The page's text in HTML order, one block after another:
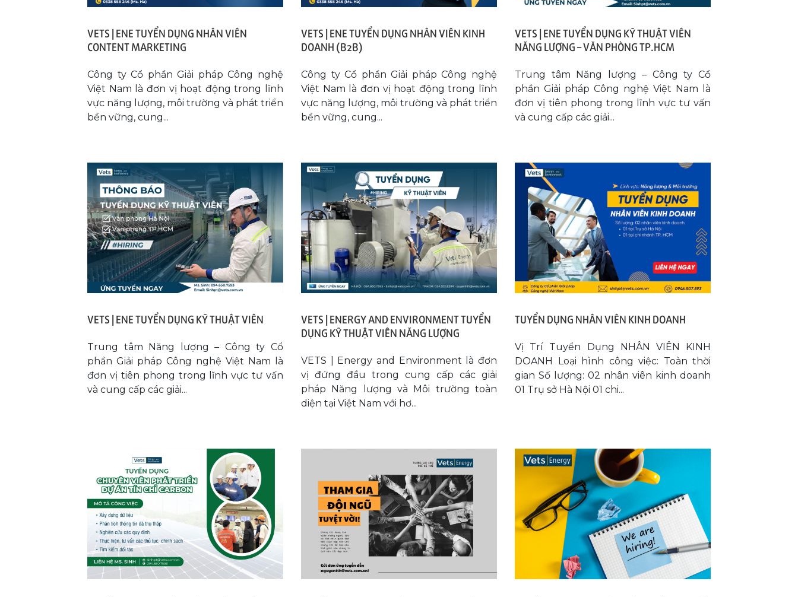
VETS | ENE TUYỂN DỤNG NHÂN VIÊN
CONTENT MARKETING
Công ty Cổ phần Giải pháp Công nghệ
Việt Nam là đơn vị hoạt động trong lĩnh
vực năng lượng, môi trường và phát triển
bền vững, cung...
VETS | ENE TUYỂN DỤNG NHÂN VIÊN KINH
DOANH (B2B)
Công ty Cổ phần Giải pháp Công nghệ
Việt Nam là đơn vị hoạt động trong lĩnh
vực năng lượng, môi trường và phát triển
bền vững, cung...
VETS | ENE TUYỂN DỤNG KỸ THUẬT VIÊN
NĂNG LƯỢNG – VĂN PHÒNG TP.HCM
Trung tâm Năng lượng – Công ty Cổ
phần Giải pháp Công nghệ Việt Nam là
đơn vị tiên phong trong lĩnh vực tư vấn
và cung cấp các giải...
VETS | ENE TUYỂN DỤNG KỸ THUẬT VIÊN
Trung tâm Năng lượng – Công ty Cổ
phần Giải pháp Công nghệ Việt Nam là
đơn vị tiên phong trong lĩnh vực tư vấn
và cung cấp các giải...
VETS | ENERGY AND ENVIRONMENT TUYỂN
DỤNG KỸ THUẬT VIÊN NĂNG LƯỢNG
VETS | Energy and Environment là đơn
vị đứng đầu trong cung cấp các giải
pháp Năng lượng và Môi trường toàn
diện tại Việt Nam với hơ...
TUYỂN DỤNG NHÂN VIÊN KINH DOANH
Vị Trí Tuyển Dụng NHÂN VIÊN KINH
DOANH Loại hình công việc: Toàn thời
gian Số lượng: 02 nhân viên kinh doanh
01 Trụ sở Hà Nội 01 chi...